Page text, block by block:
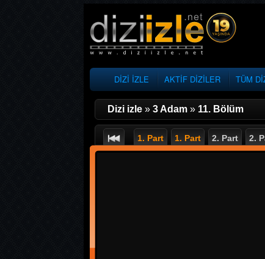
DİZİ İZLE AKTİF DİZİLER TÜM
Dizi izle » 3 Adam » 11. Bölüm
1. Part 1. Part 2. Part 2.